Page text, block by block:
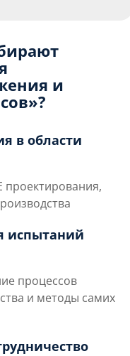
и
»?
в области
проектирования,
испытаний
процессов
и методы самих